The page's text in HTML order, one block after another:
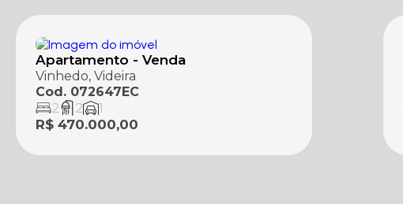
Apartamento - Venda
Vinhedo, Videira
Cod. 072647EC
2 2
1
R$ 470.000,00